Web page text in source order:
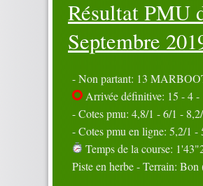
21
22 23 24
25
31
01
02 03 04
05
06
07
11
12 13 14
15
16
17 18 19
20
21
22 23 24
25
26
27
31
Résultat PMU
Septembre
- Non partant: 13
Arrivée définitive: 15 - 4 -
- Cotes pmu: 4,8/1 - 6/1 -
- Cotes pmu en ligne: 5,2/1
Temps de la course:
Piste en herbe - Terrain: